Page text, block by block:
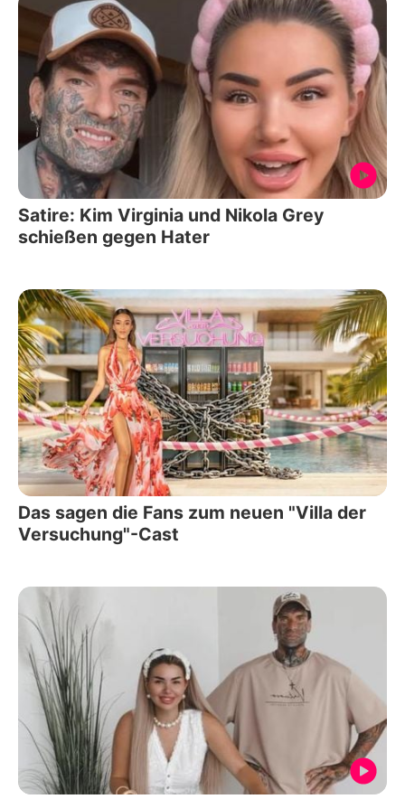
Satire: Kim Virginia und Nikola Grey
schießen gegen Hater
Das sagen die Fans zum neuen "Villa der
Versuchung"-Cast